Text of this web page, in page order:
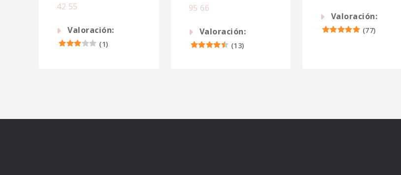
42 55
Valoración:
(1)
95 66
Valoración:
(13)
Valoración:
(77)